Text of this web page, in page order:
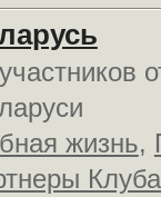
жизнь,